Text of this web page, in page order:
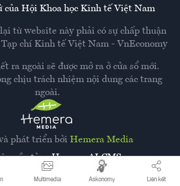
Multimedia Askonomy Liên kết
phát triển bởi Hemera Media
nền tảngHemera AI CMS
của Hội Khoa học Kinh tế Việt Nam
từ website này phải có sự chấp thuận
Tạp chí Kinh tế Việt Nam - VnEconomy
ra ngoài sẽ được mở ra ở cửa sổ mới.
chịu trách nhiệm nội dung các trang
ngoài.